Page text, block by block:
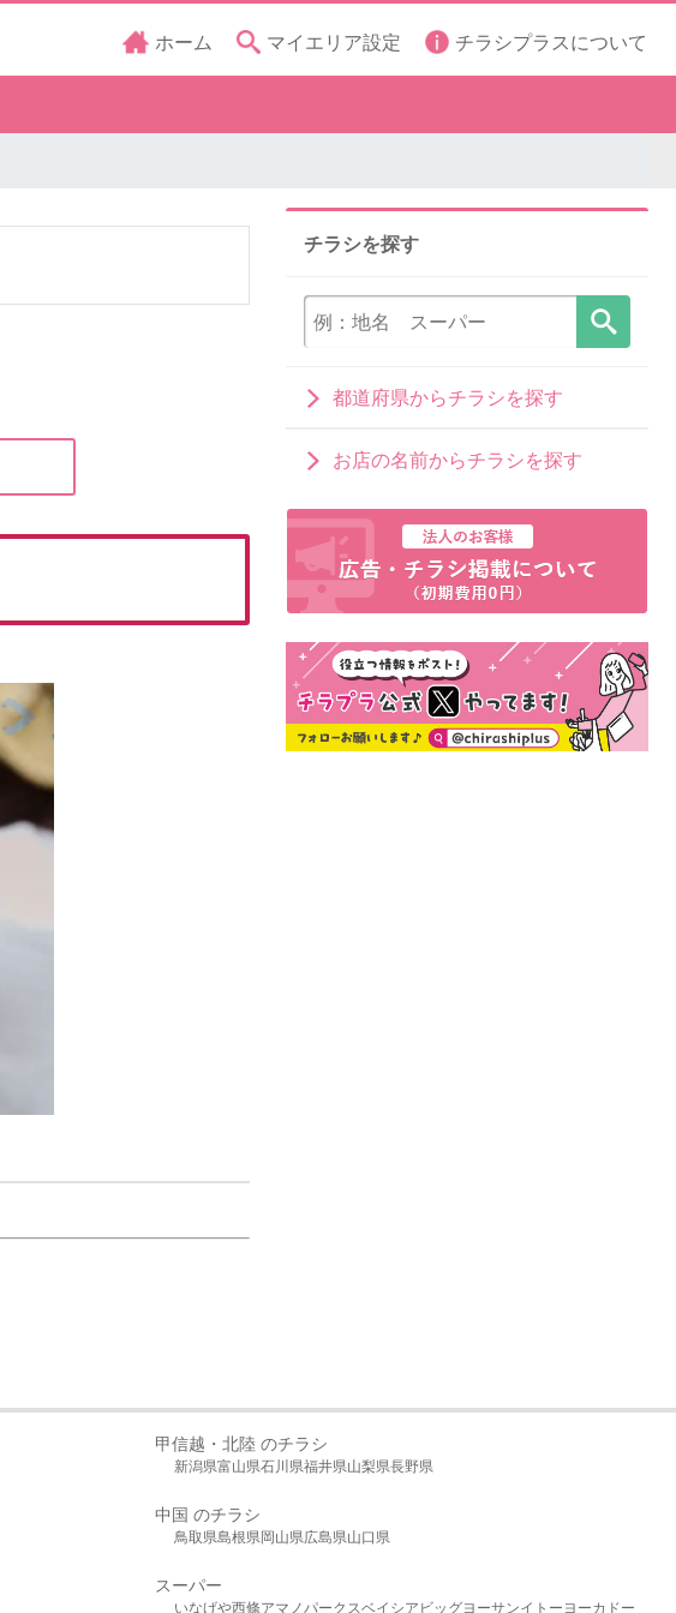
ホーム マイエリア設定 チラシプラスについて
チラシを探す
都道府県からチラシを探す
お店の名前からチラシを探す
甲信越・北陸 のチラシ
新潟県富山県石川県福井県山梨県長野県
中国 のチラシ
鳥取県島根県岡山県広島県山口県
スーパー
いなげや西條アマノパークスベイシア ビッグヨーサンイトーヨーカドー